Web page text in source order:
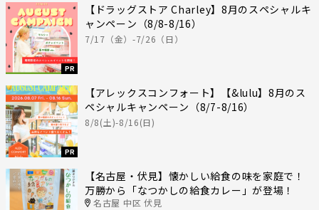
PR
【ドラッグストア Charley】8月のスペシャルキ
ャンペーン（8/8-8/16）
7/17（金）-7/26（日）
PR
【アレックスコンフォート】【&lulu】8月のス
ペシャルキャンペーン（8/7-8/16）
8/8(土)-8/16(日)
【名古屋・伏見】懐かしい給食の味を家庭で！
万勝から「なつかしの給食カレー」が登場！
名古屋 中区 伏見